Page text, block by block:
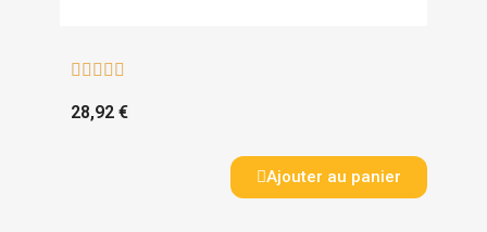
    
28,92 €
Ajouter au panier